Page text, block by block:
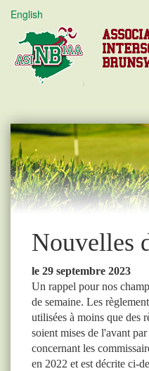
English
Nouvelles
le 29 septembre 2023
Un rappel pour nos
de semaine. Les
utilisées à moins que des
soient mises de l'avant
concernant les
en 2022 et est décrite ci-